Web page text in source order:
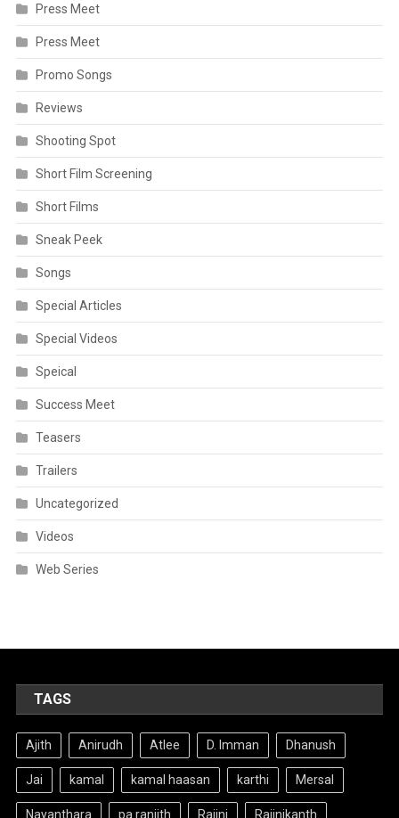
Press Meet
Press Meet
Promo Songs
Reviews
Shooting Spot
Short Film Screening
Short Films
Sneak Peek
Songs
Special Articles
Special Videos
Speical
Success Meet
Teasers
Trailers
Uncategorized
Videos
Web Series
TAGS
Ajith Anirudh Atlee D. Imman Dhanush
Jai kamal kamal haasan karthi Mersal
Nayanthara pa ranjith Rajini Rajinikanth